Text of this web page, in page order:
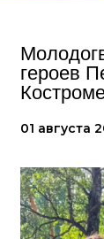
героев
01 августа